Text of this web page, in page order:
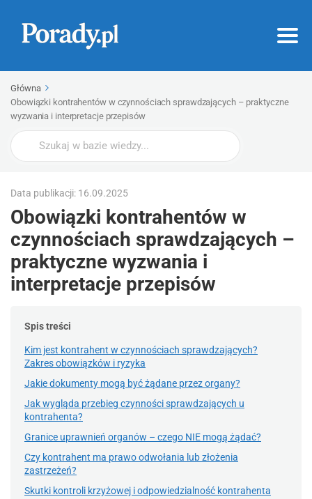
Główna
Obowiązki kontrahentów w czynnościach sprawdzających – praktyczne
wyzwania i interpretacje przepisów
Wyszukaj
Data publikacji: 16.09.2025
Obowiązki kontrahentów w
czynnościach sprawdzających –
praktyczne wyzwania i
interpretacje przepisów
Spis treści
Kim jest kontrahent w czynnościach sprawdzających?
Zakres obowiązków i ryzyka
Jakie dokumenty mogą być żądane przez organy?
Jak wygląda przebieg czynności sprawdzających u
kontrahenta?
Granice uprawnień organów – czego NIE mogą żądać?
Czy kontrahent ma prawo odwołania lub złożenia
zastrzeżeń?
Skutki kontroli krzyżowej i odpowiedzialność kontrahenta